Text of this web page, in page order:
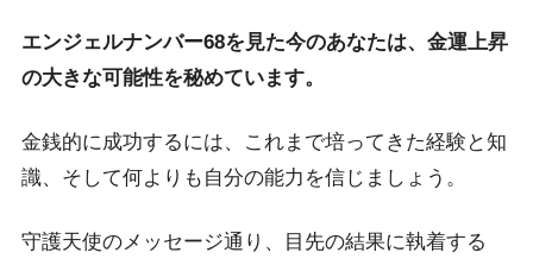
エンジェルナンバー68を見た今のあなたは、金運上昇
の大きな可能性を秘めています。
金銭的に成功するには、これまで培ってきた経験と知
識、そして何よりも自分の能力を信じましょう。
守護天使のメッセージ通り、目先の結果に執着する